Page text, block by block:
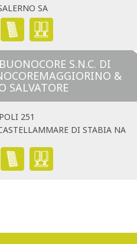
SA
S.N.C. DI
&
SALVATORE
251
DI STABIA NA